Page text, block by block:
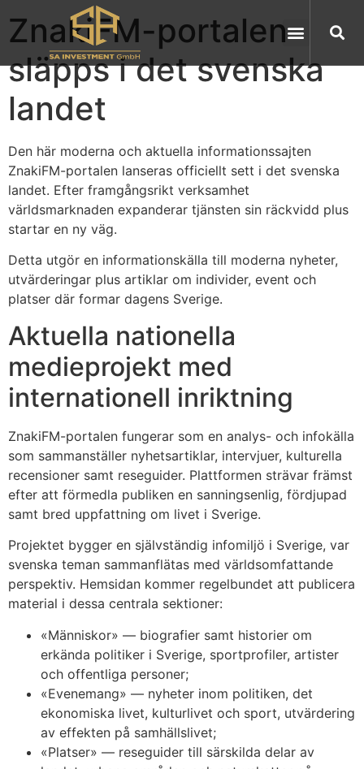
ZnakiFM-portalen
släpps i det svenska
landet
Den här moderna och aktuella informationssajten
ZnakiFM-portalen lanseras officiellt sett i det svenska
landet. Efter framgångsrikt verksamhet
världsmarknaden expanderar tjänsten sin räckvidd plus
startar en ny väg.
Detta utgör en informationskälla till moderna nyheter,
utvärderingar plus artiklar om individer, event och
platser där formar dagens Sverige.
Aktuella nationella
medieprojekt med
internationell inriktning
ZnakiFM-portalen fungerar som en analys- och infokälla
som sammanställer nyhetsartiklar, intervjuer, kulturella
recensioner samt reseguider. Plattformen strävar främst
efter att förmedla publiken en sanningsenlig, fördjupad
samt bred uppfattning om livet i Sverige.
Projektet bygger en självständig infomiljö i Sverige, var
svenska teman sammanflätas med världsomfattande
perspektiv. Hemsidan kommer regelbundet att publicera
material i dessa centrala sektioner:
«Människor» — biografier samt historier om
erkända politiker i Sverige, sportprofiler, artister
och offentliga personer;
«Evenemang» — nyheter inom politiken, det
ekonomiska livet, kulturlivet och sport, utvärdering
av effekten på samhällslivet;
«Platser» — reseguider till särskilda delar av